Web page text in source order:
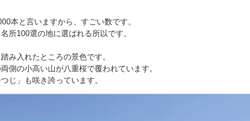
本と言いますから、すごい数です。
所100選の地に選ばれる所以です。
み入れたところの景色です。
側の小高い山が八重桜で覆われています。
じ」も咲き誇っています。